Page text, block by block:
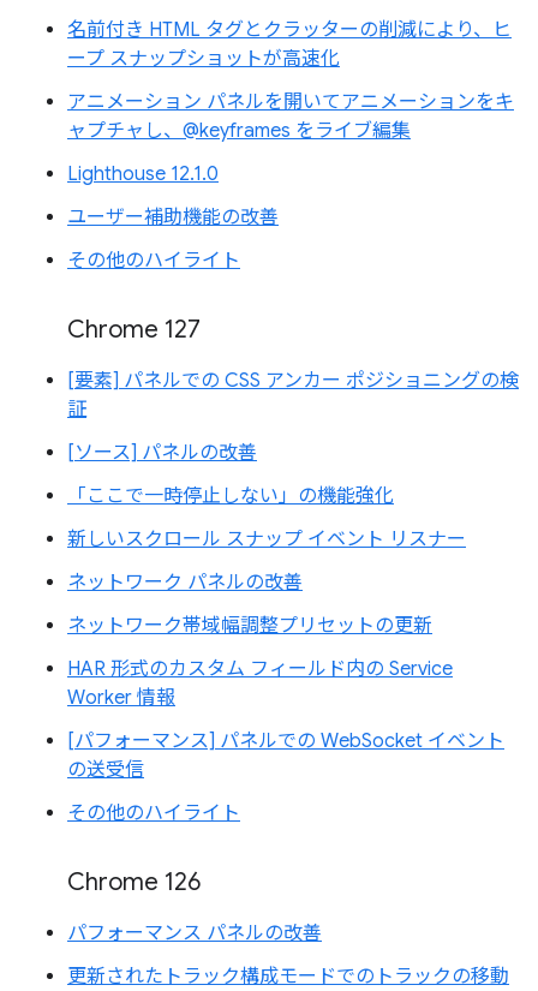
名前付き HTML タグとクラッターの削減により、ヒ
ープ スナップショットが高速化
アニメーション パネルを開いてアニメーションをキ
ャプチャし、@keyframes をライブ編集
Lighthouse 12.1.0
ユーザー補助機能の改善
その他のハイライト
Chrome 127
[要素] パネルでの CSS アンカー ポジショニングの検
証
[ソース] パネルの改善
「ここで一時停止しない」の機能強化
新しいスクロール スナップ イベント リスナー
ネットワーク パネルの改善
ネットワーク帯域幅調整プリセットの更新
HAR 形式のカスタム フィールド内の Service
Worker 情報
[パフォーマンス] パネルでの WebSocket イベント
の送受信
その他のハイライト
Chrome 126
パフォーマンス パネルの改善
更新されたトラック構成モードでのトラックの移動